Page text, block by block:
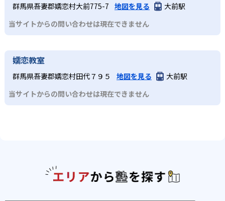
群馬県吾妻郡嬬恋村大前775-7 地図を見る
大前駅
当サイトからの問い合わせは現在できません
嬬恋教室
群馬県吾妻郡嬬恋村田代７９５ 地図を見る
大前駅
当サイトからの問い合わせは現在できません